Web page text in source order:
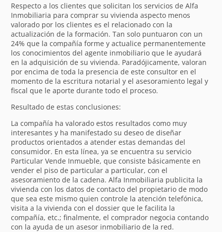
Respecto a los clientes que solicitan los servicios de Alfa
Inmobiliaria para comprar su vivienda aspecto menos
valorado por los clientes es el relacionado con la
actualización de la formación. Tan solo puntuaron con un
24% que la compañía forme y actualice permanentemente
los conocimientos del agente inmobiliario que le ayudará
en la adquisición de su vivienda. Paradójicamente, valoran
por encima de toda la presencia de este consultor en el
momento de la escritura notarial y el asesoramiento legal y
fiscal que le aporte durante todo el proceso.
Resultado de estas conclusiones:
La compañía ha valorado estos resultados como muy
interesantes y ha manifestado su deseo de diseñar
productos orientados a atender estas demandas del
consumidor. En esta línea, ya se encuentra su servicio
Particular Vende Inmueble, que consiste básicamente en
vender el piso de particular a particular, con el
asesoramiento de la cadena. Alfa Inmobiliaria publicita la
vivienda con los datos de contacto del propietario de modo
que sea este mismo quien controle la atención telefónica,
visita a la vivienda con el dossier que le facilita la
compañía, etc.; finalmente, el comprador negocia contando
con la ayuda de un asesor inmobiliario de la red.